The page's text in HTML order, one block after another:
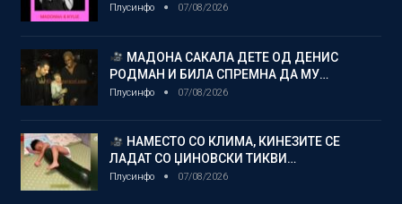
Плусинфо 07/08/2026
МАДОНА САКАЛА ДЕТЕ ОД ДЕНИС
РОДМАН И БИЛА СПРЕМНА ДА МУ…
Плусинфо 07/08/2026
НАМЕСТО СО КЛИМА, КИНЕЗИТЕ СЕ
ЛАДАТ СО ЏИНОВСКИ ТИКВИ…
Плусинфо 07/08/2026